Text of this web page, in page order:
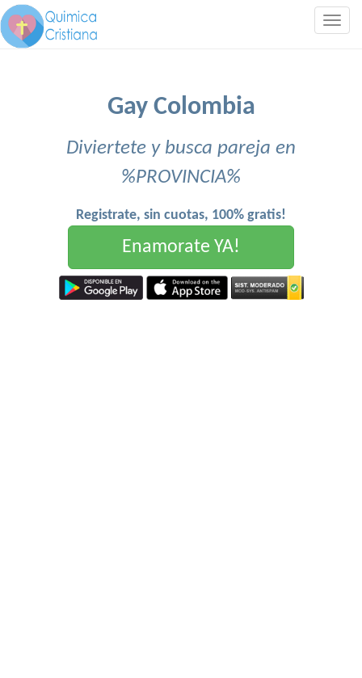
Gay Colombia
Diviertete y busca pareja en
%PROVINCIA%
Registrate, sin cuotas, 100% gratis!
Enamorate YA!